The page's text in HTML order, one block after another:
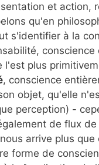
et action,
qu'en
s'identifier à la
conscience
l'est plus
, conscience
objet, qu'elle
perception) -
de flux de
arrive plus que
forme de